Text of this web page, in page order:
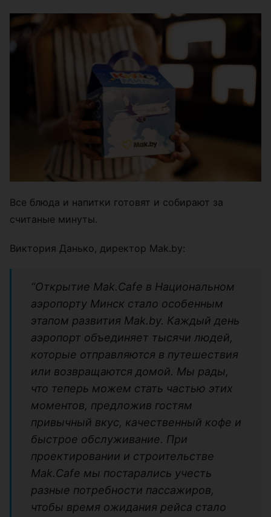
Все блюда и напитки готовят и собирают за
считаные минуты.
Виктория Данько, директор Mak.by:
“Открытие Mak.Cafe в Национальном
аэропорту Минск стало особенным
этапом развития Mak.by. Каждый день
аэропорт объединяет тысячи людей,
которые отправляются в путешествия
или возвращаются домой. Мы рады,
что теперь можем стать частью этих
моментов, предложив гостям
привычный вкус, качественный кофе и
быстрое обслуживание. При
проектировании и строительстве
Mak.Cafe мы постарались учесть
разные потребности пассажиров,
чтобы время ожидания рейса стало